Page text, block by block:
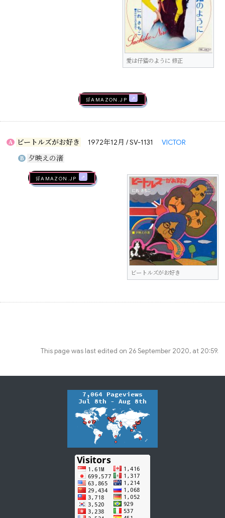
愛は仔猫のように 修正
🛒AMAZON.jp
A ビートルズがお好き 1972年12月 / SV-1131 VICTOR
B 夕映えの渚
ビートルズがお好き
🛒AMAZON.jp
This page was last edited on 26 September 2020, at 20:59.